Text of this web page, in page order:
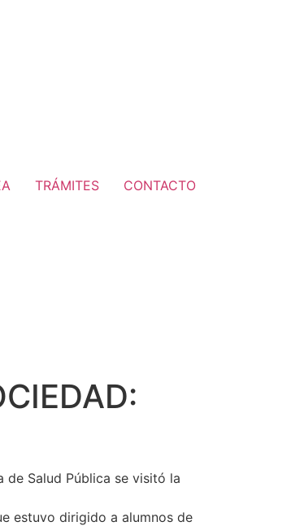
TRÁMITES CONTACTO
Salud Pública se visitó la
estuvo dirigido a alumnos de